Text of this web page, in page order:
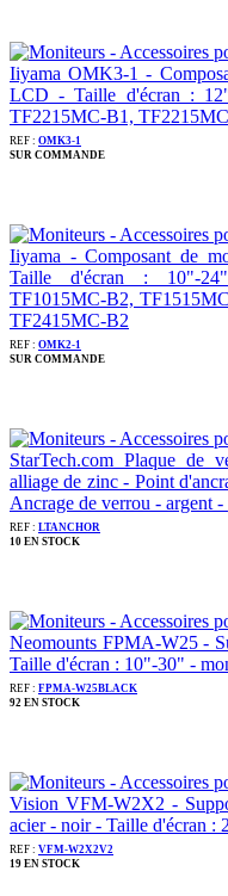
Iiyama OMK3-1 -
LCD - Taille d'écran :
TF2215MC-B1,
REF : OMK3-1
SUR COMMANDE
Iiyama - Composant de
Taille d'écran : 10"-
TF1015MC-B2,
TF2415MC-B2
REF : OMK2-1
SUR COMMANDE
StarTech.com Plaque de
alliage de zinc - Point
Ancrage de verrou -
REF : LTANCHOR
10 EN STOCK
Neomounts FPMA-W25 -
Taille d'écran : 10"-30" -
REF : FPMA-W25BLACK
92 EN STOCK
Vision VFM-W2X2 -
acier - noir - Taille d'écran :
REF : VFM-W2X2V2
19 EN STOCK